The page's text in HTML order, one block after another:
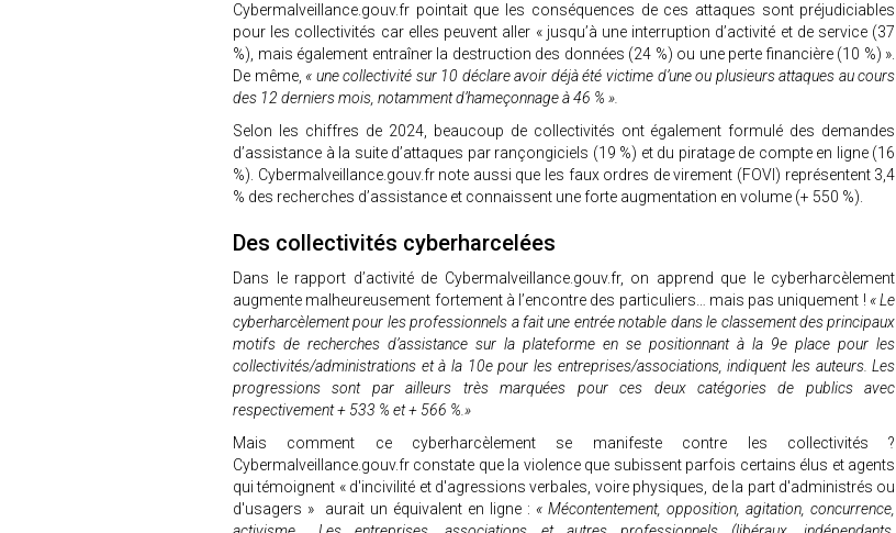
Cybermalveillance.gouv.fr pointait que les conséquences de ces attaques sont préjudiciables
pour les collectivités car elles peuvent aller « jusqu’à une interruption d’activité et de service (37
%), mais également entraîner la destruction des données (24 %) ou une perte financière (10 %) ».
De même, « une collectivité sur 10 déclare avoir déjà été victime d’une ou plusieurs attaques au cours
des 12 derniers mois, notamment d’hameçonnage à 46 % ».
Selon les chiffres de 2024, beaucoup de collectivités ont également formulé des demandes
d’assistance à la suite d’attaques par rançongiciels (19 %) et du piratage de compte en ligne (16
%). Cybermalveillance.gouv.fr note aussi que les faux ordres de virement (FOVI) représentent 3,4
% des recherches d’assistance et connaissent une forte augmentation en volume (+ 550 %).
Des collectivités cyberharcelées
Dans le rapport d’activité de Cybermalveillance.gouv.fr, on apprend que le cyberharcèlement
augmente malheureusement fortement à l’encontre des particuliers… mais pas uniquement ! « Le
cyberharcèlement pour les professionnels a fait une entrée notable dans le classement des principaux
motifs de recherches d’assistance sur la plateforme en se positionnant à la 9e place pour les
collectivités/administrations et à la 10e pour les entreprises/associations, indiquent les auteurs. Les
progressions sont par ailleurs très marquées pour ces deux catégories de publics avec
respectivement + 533 % et + 566 %.»
Mais comment ce cyberharcèlement se manifeste contre les collectivités ?
Cybermalveillance.gouv.fr constate que la violence que subissent parfois certains élus et agents
qui témoignent « d'incivilité et d'agressions verbales, voire physiques, de la part d'administrés ou
d'usagers » aurait un équivalent en ligne : « Mécontentement, opposition, agitation, concurrence,